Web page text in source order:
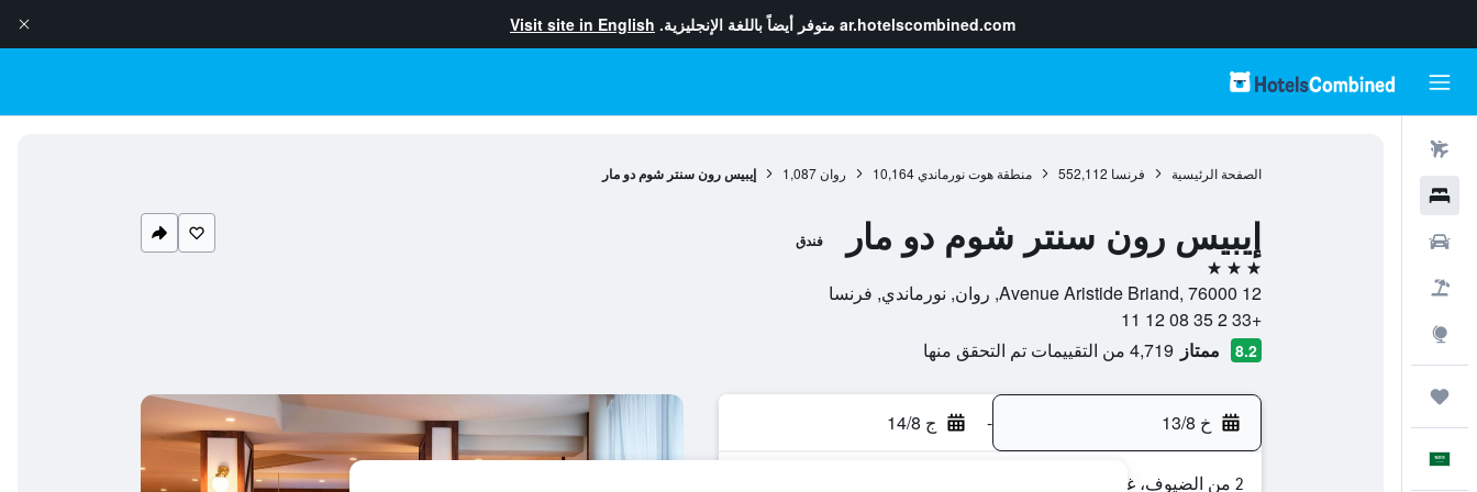
ar.hotelscombined.com متوفر أيضاً باللغة الإنجليزية. Visit site in English
الصفحة الرئيسية فرنسا 552,112 منطقة هوت نورماندي 10,164 روان 1,087 إيبيس رون سنتر شوم دو مار
إيبيس رون سنتر شوم دو مار فندق
3 نجوم
12 Avenue Aristide Briand, 76000, روان, نورماندي, فرنسا
+33 2 35 08 12 11
8.2 ممتاز 4,719 من التقييمات تم التحقق منها
خ 13/8 - ج 14/8
2 من الضيوف، غرفة واحدة